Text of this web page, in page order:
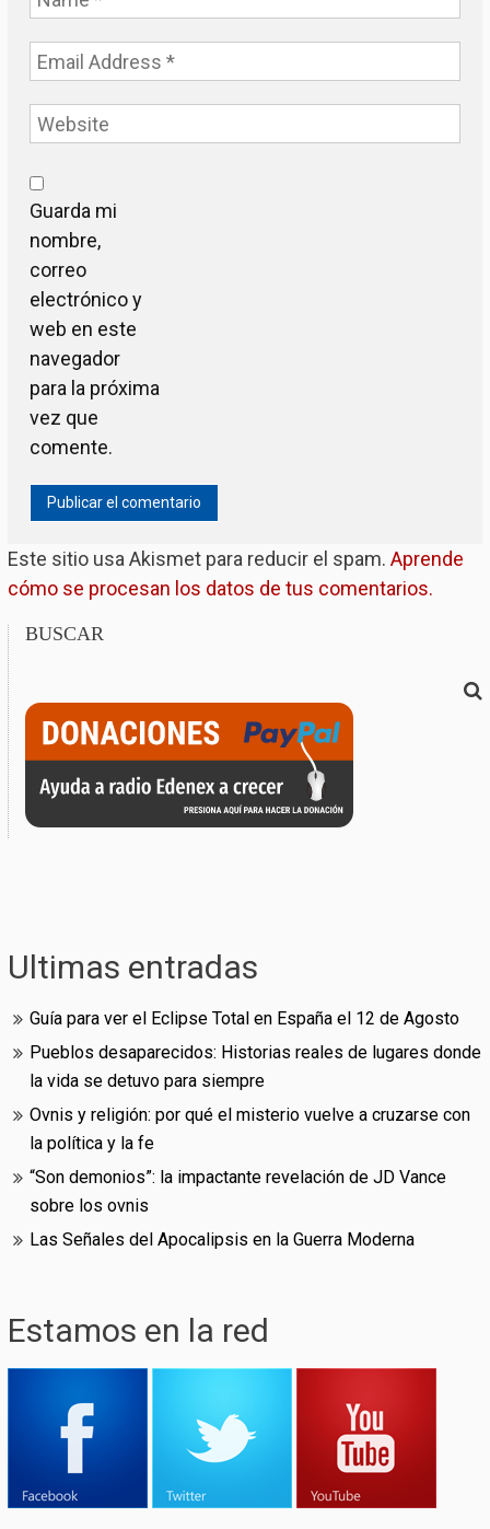
Guarda mi
nombre,
correo
electrónico y
web en este
navegador
para la próxima
vez que
comente.
Este sitio usa Akismet para reducir el spam. Aprende
cómo se procesan los datos de tus comentarios.
BUSCAR
Ultimas entradas
Guía para ver el Eclipse Total en España el 12 de Agosto
Pueblos desaparecidos: Historias reales de lugares donde
la vida se detuvo para siempre
Ovnis y religión: por qué el misterio vuelve a cruzarse con
la política y la fe
“Son demonios”: la impactante revelación de JD Vance
sobre los ovnis
Las Señales del Apocalipsis en la Guerra Moderna
Estamos en la red